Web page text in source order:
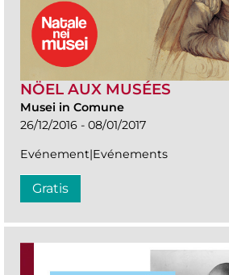
NÖEL AUX MUSÉES
Musei in Comune
26/12/2016 - 08/01/2017
Evénement|Evénements
Gratis